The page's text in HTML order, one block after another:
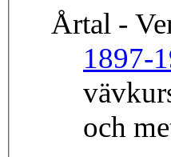
Årtal -
1897-
och